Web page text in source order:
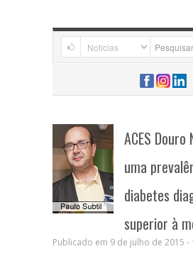
ACES
uma
diabetes
superior à
Publicado em 9 de julho de 2015 -